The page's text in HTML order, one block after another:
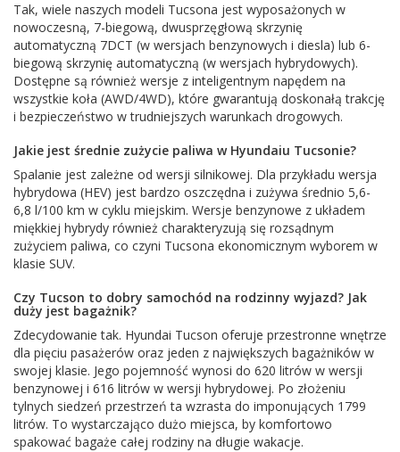
Tak, wiele naszych modeli Tucsona jest wyposażonych w
nowoczesną, 7-biegową, dwusprzęgłową skrzynię
automatyczną 7DCT (w wersjach benzynowych i diesla) lub 6-
biegową skrzynię automatyczną (w wersjach hybrydowych).
Dostępne są również wersje z inteligentnym napędem na
wszystkie koła (AWD/4WD), które gwarantują doskonałą trakcję
i bezpieczeństwo w trudniejszych warunkach drogowych.
Jakie jest średnie zużycie paliwa w Hyundaiu Tucsonie?
Spalanie jest zależne od wersji silnikowej. Dla przykładu wersja
hybrydowa (HEV) jest bardzo oszczędna i zużywa średnio 5,6-
6,8 l/100 km w cyklu miejskim. Wersje benzynowe z układem
miękkiej hybrydy również charakteryzują się rozsądnym
zużyciem paliwa, co czyni Tucsona ekonomicznym wyborem w
klasie SUV.
Czy Tucson to dobry samochód na rodzinny wyjazd? Jak
duży jest bagażnik?
Zdecydowanie tak. Hyundai Tucson oferuje przestronne wnętrze
dla pięciu pasażerów oraz jeden z największych bagażników w
swojej klasie. Jego pojemność wynosi do 620 litrów w wersji
benzynowej i 616 litrów w wersji hybrydowej. Po złożeniu
tylnych siedzeń przestrzeń ta wzrasta do imponujących 1799
litrów. To wystarczająco dużo miejsca, by komfortowo
spakować bagaże całej rodziny na długie wakacje.